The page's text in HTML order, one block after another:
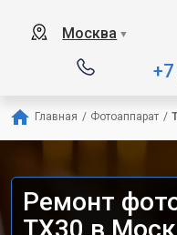
Москва ▼
Главная / Фотоаппарат /
Ремонт